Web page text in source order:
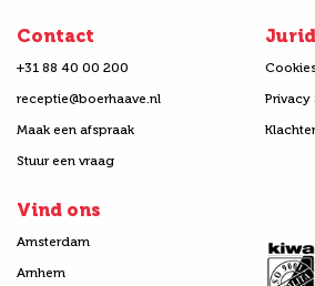
Contact
+31 88 40 00 200
receptie@boerhaave.nl
Maak een afspraak
Stuur een vraag
Privacy
Vind ons
Amsterdam
Arnhem